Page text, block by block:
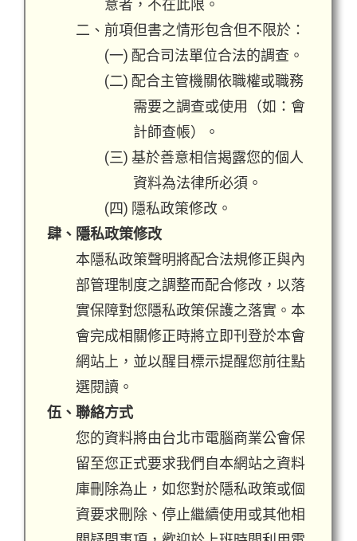
意者，不在此限。
二、前項但書之情形包含但不限於：
(一) 配合司法單位合法的調查。
(二) 配合主管機關依職權或職務
需要之調查或使用（如：會
計師查帳）。
(三) 基於善意相信揭露您的個人
資料為法律所必須。
(四) 隱私政策修改。
肆、隱私政策修改
本隱私政策聲明將配合法規修正與內
部管理制度之調整而配合修改，以落
實保障對您隱私政策保護之落實。本
會完成相關修正時將立即刊登於本會
網站上，並以醒目標示提醒您前往點
選閱讀。
伍、聯絡方式
您的資料將由台北市電腦商業公會保
留至您正式要求我們自本網站之資料
庫刪除為止，如您對於隱私政策或個
資要求刪除、停止繼續使用或其他相